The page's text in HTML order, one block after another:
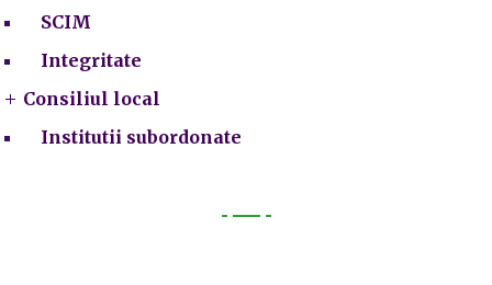
SCIM
Integritate
Consiliul local
Institutii subordonate